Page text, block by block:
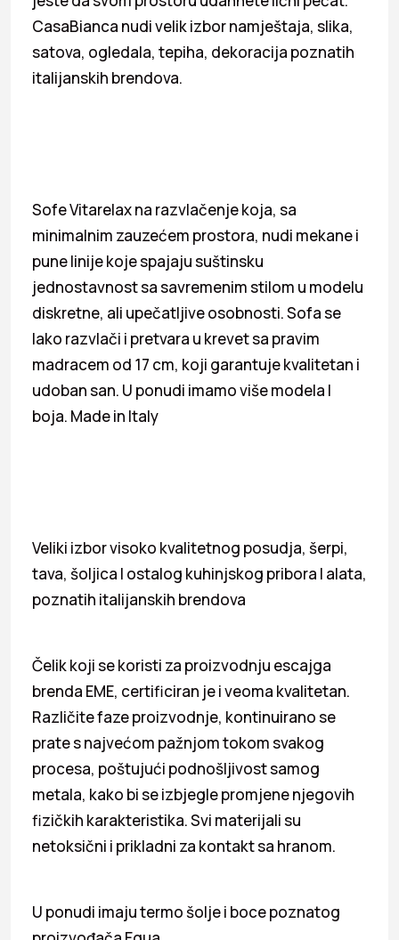
CasaBianca nudi velik izbor namještaja, slika,
satova, ogledala, tepiha, dekoracija poznatih
italijanskih brendova.
Sofe Vitarelax na razvlačenje koja, sa
minimalnim zauzećem prostora, nudi mekane i
pune linije koje spajaju suštinsku
jednostavnost sa savremenim stilom u modelu
diskretne, ali upečatljive osobnosti. Sofa se
lako razvlači i pretvara u krevet sa pravim
madracem od 17 cm, koji garantuje kvalitetan i
udoban san. U ponudi imamo više modela I
boja. Made in Italy
Veliki izbor visoko kvalitetnog posudja, šerpi,
tava, šoljica I ostalog kuhinjskog pribora I alata,
poznatih italijanskih brendova
Čelik koji se koristi za proizvodnju escajga
brenda EME, certificiran je i veoma kvalitetan.
Različite faze proizvodnje, kontinuirano se
prate s najvećom pažnjom tokom svakog
procesa, poštujući podnošljivost samog
metala, kako bi se izbjegle promjene njegovih
fizičkih karakteristika. Svi materijali su
netoksični i prikladni za kontakt sa hranom.
U ponudi imaju termo šolje i boce poznatog